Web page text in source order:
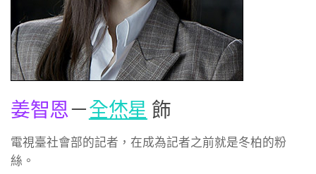
姜智恩－全烋星 飾
電視臺社會部的記者，在成為記者之前就是冬柏的粉
絲。